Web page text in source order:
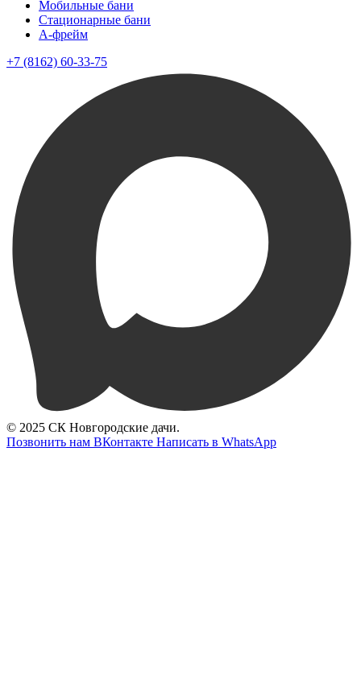
Мобильные бани
Стационарные бани
A-фрейм
+7 (8162) 60-33-75
© 2025 СК Новгородские дачи.
Позвонить нам ВКонтакте Написать в WhatsApp